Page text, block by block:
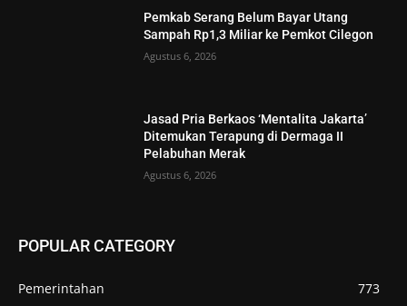
Pemkab Serang Belum Bayar Utang
Sampah Rp1,3 Miliar ke Pemkot Cilegon
Agustus 6, 2026
Jasad Pria Berkaos ‘Mentalita Jakarta’
Ditemukan Terapung di Dermaga II
Pelabuhan Merak
Agustus 6, 2026
POPULAR CATEGORY
Pemerintahan
773